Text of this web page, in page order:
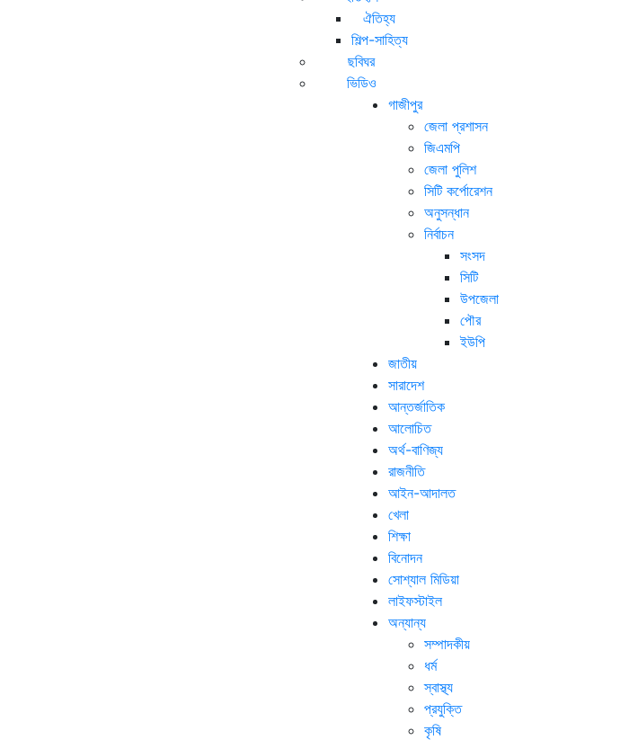
ঐতিহ্য
শিল্প-সাহিত্য
ছবিঘর
ভিডিও
গাজীপুর
জেলা প্রশাসন
জিএমপি
জেলা পুলিশ
সিটি কর্পোরেশন
অনুসন্ধান
নির্বাচন
সংসদ
সিটি
উপজেলা
পৌর
ইউপি
জাতীয়
সারাদেশ
আন্তর্জাতিক
আলোচিত
অর্থ-বাণিজ্য
রাজনীতি
আইন-আদালত
খেলা
শিক্ষা
বিনোদন
সোশ্যাল মিডিয়া
লাইফস্টাইল
অন্যান্য
সম্পাদকীয়
ধর্ম
স্বাস্থ্য
প্রযুক্তি
কৃষি